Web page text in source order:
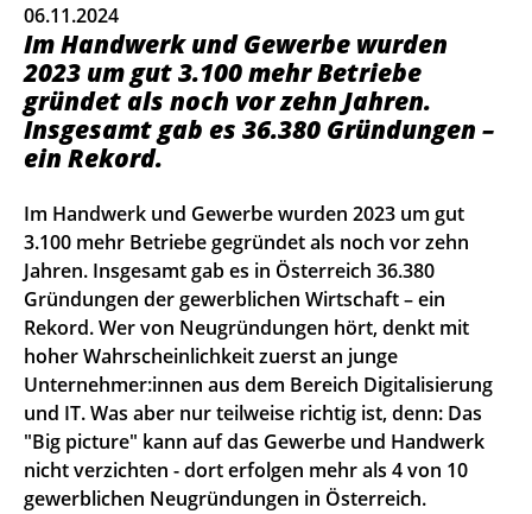
06.11.2024
Im Handwerk und Gewerbe wurden
2023 um gut 3.100 mehr Betriebe
gründet als noch vor zehn Jahren.
Insgesamt gab es 36.380 Gründungen –
ein Rekord.
Im Handwerk und Gewerbe wurden 2023 um gut
3.100 mehr Betriebe gegründet als noch vor zehn
Jahren. Insgesamt gab es in Österreich 36.380
Gründungen der gewerblichen Wirtschaft – ein
Rekord. Wer von Neugründungen hört, denkt mit
hoher Wahrscheinlichkeit zuerst an junge
Unternehmer:innen aus dem Bereich Digitalisierung
und IT. Was aber nur teilweise richtig ist, denn: Das
"Big picture" kann auf das Gewerbe und Handwerk
nicht verzichten - dort erfolgen mehr als 4 von 10
gewerblichen Neugründungen in Österreich.